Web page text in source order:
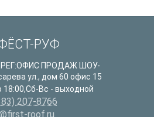
РУФ
ПРОДАЖ ШОУ-
ул., дом 60 офис 15
18:00,Сб-Вс - выходной
207-8766
roof.ru